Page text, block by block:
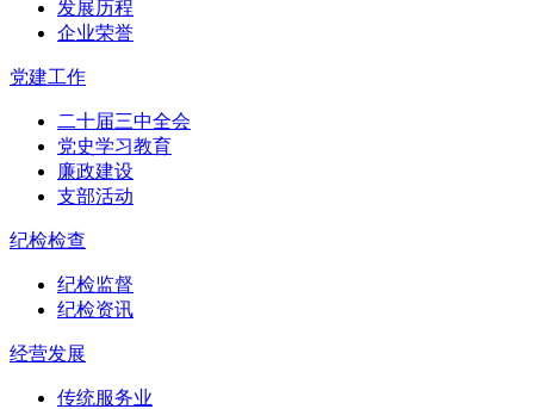
发展历程
企业荣誉
党建工作
二十届三中全会
党史学习教育
廉政建设
支部活动
纪检检查
纪检监督
纪检资讯
经营发展
传统服务业